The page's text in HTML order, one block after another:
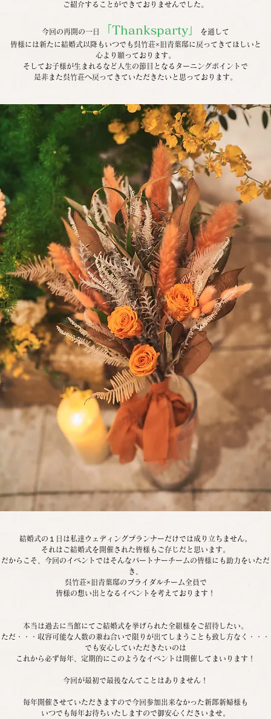
ご紹介することができておりませんでした。
今回の再開の一日 「Thanksparty」
を通して
皆様には新たに結婚式以降もいつでも呉竹荘×旧青葉邸に戻ってきてほしいと
心より願っております。
そしてお子様が生まれるなど人生の節目となるターニングポイントで
是非また呉竹荘へ戻ってきていただきたいと思っております。
結婚式の１日は私達ウェディングプランナーだけでは成り立ちません。
それはご結婚式を開催された皆様もご存じだと思います。
だからこそ、今回のイベントではそんなパートナーチームの皆様にも助力をいただ
き、
呉竹荘×旧青葉邸のブライダルチーム全員で
皆様の想い出となるイベントを考えております！
本当は過去に当館にてご結婚式を挙げられた全組様をご招待したい。
ただ・・・収容可能な人数の兼ね合いで限りが出てしまうことも致し方なく・・・
でも安心していただきたいのは
これから必ず毎年、定期的にこのようなイベントは開催してまいります！
今回が最初で最後なんてことはありません！
毎年開催させていただきますので今回参加出来なかった新郎新婦様も
いつでも毎年お待ちいたしますので御安心くださいませ。